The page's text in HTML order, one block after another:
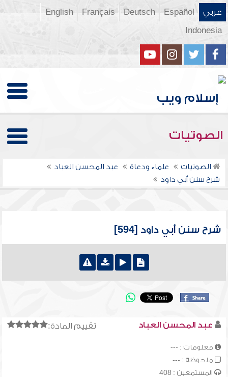
عربي Español
Deutsch
Français
English
Indonesia
الصوتيات
الصوتيات علماء ودعاة
عبد المحسن العباد
شرح سنن أبي داود
شرح سنن أبي داود [594]
تقييم المادة: عبد المحسن العباد
معلومات : ---
ملحوظة : ---
المستمعين : 408